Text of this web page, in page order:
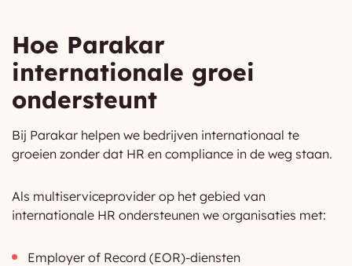
Hoe Parakar
internationale groei
ondersteunt
Bij Parakar helpen we bedrijven internationaal te
groeien zonder dat HR en compliance in de weg staan.
Als multiserviceprovider op het gebied van
internationale HR ondersteunen we organisaties met:
Employer of Record (EOR)-diensten